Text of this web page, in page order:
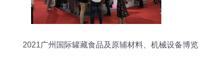
2021广州国际罐藏食品及原辅材料、机械设备博览